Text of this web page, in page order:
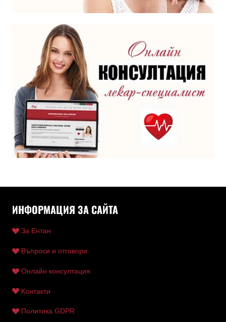
ИНФОРМАЦИЯ ЗА САЙТА
За Ентан
Въпроси и отговори
Онлайн консултация
Контакти
Политика GDPR